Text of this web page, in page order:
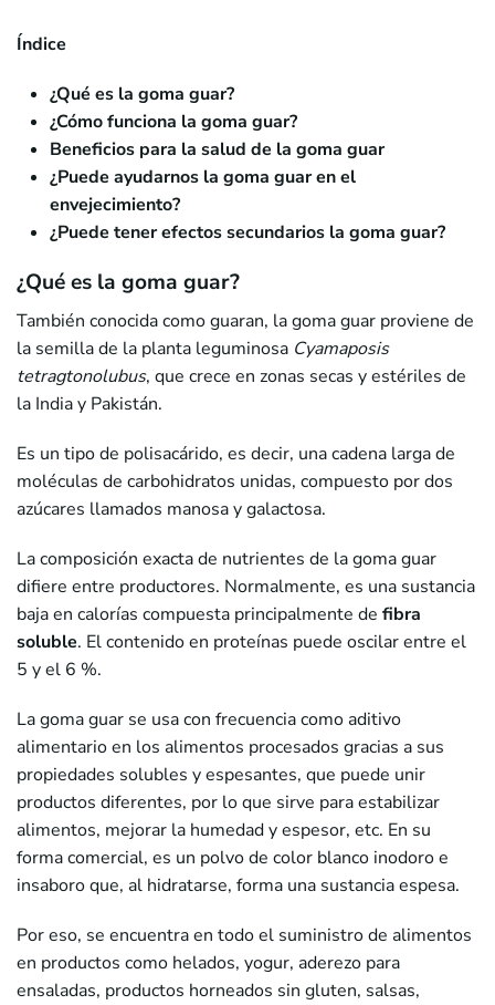
Índice
¿Qué es la goma guar?
¿Cómo funciona la goma guar?
Beneficios para la salud de la goma guar
¿Puede ayudarnos la goma guar en el
envejecimiento?
¿Puede tener efectos secundarios la goma guar?
¿Qué es la goma guar?
También conocida como guaran, la goma guar proviene de
la semilla de la planta leguminosa Cyamaposis
tetragtonolubus, que crece en zonas secas y estériles de
la India y Pakistán.
Es un tipo de polisacárido, es decir, una cadena larga de
moléculas de carbohidratos unidas, compuesto por dos
azúcares llamados manosa y galactosa.
La composición exacta de nutrientes de la goma guar
difiere entre productores. Normalmente, es una sustancia
baja en calorías compuesta principalmente de fibra
soluble. El contenido en proteínas puede oscilar entre el
5 y el 6 %.
La goma guar se usa con frecuencia como aditivo
alimentario en los alimentos procesados gracias a sus
propiedades solubles y espesantes, que puede unir
productos diferentes, por lo que sirve para estabilizar
alimentos, mejorar la humedad y espesor, etc. En su
forma comercial, es un polvo de color blanco inodoro e
insaboro que, al hidratarse, forma una sustancia espesa.
Por eso, se encuentra en todo el suministro de alimentos
en productos como helados, yogur, aderezo para
ensaladas, productos horneados sin gluten, salsas,